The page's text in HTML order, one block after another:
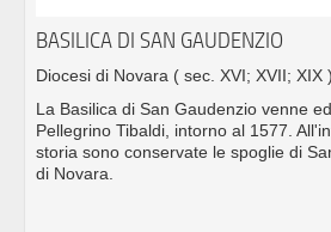
BASILICA DI SAN GAUDENZIO
Diocesi di Novara ( sec. XVI; XVII; XIX )
La Basilica di San Gaudenzio venne
Pellegrino Tibaldi, intorno al 1577.
storia sono conservate le spoglie di
di Novara.